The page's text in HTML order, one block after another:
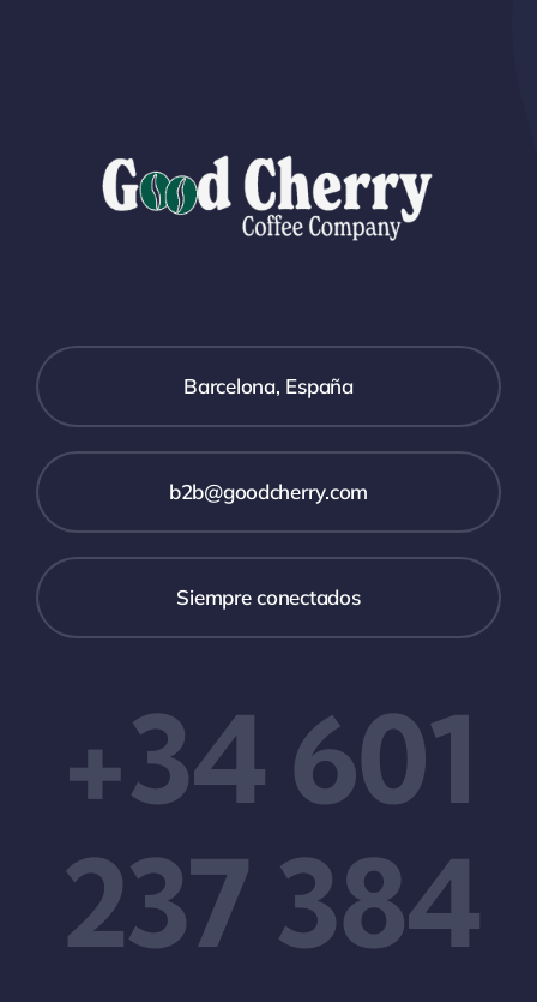
Barcelona, España
b2b@goodcherry.com
Siempre conectados
+34 601
237 384